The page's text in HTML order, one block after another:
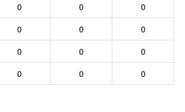
0 0
0
0 0
0
0 0
0
0 0 0